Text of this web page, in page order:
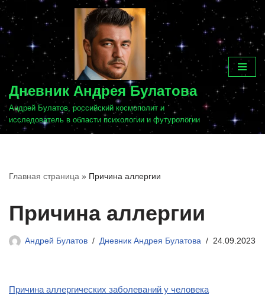
Перейти
к
содержимому
Дневник Андрея Булатова
Андрей Булатов, российский космополит и
исследователь в области психологии и футурологии
Главная страница » Причина аллергии
Причина аллергии
Андрей Булатов Дневник Андрея Булатова 24.09.2023
Причина аллергических заболеваний у человека